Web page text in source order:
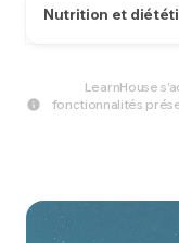
Nutrition et
LearnHouse
fonctionnalités